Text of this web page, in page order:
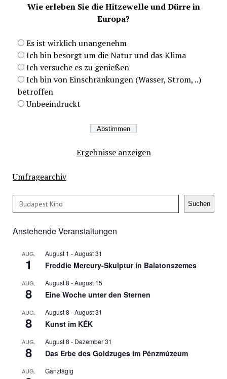
Wie erleben Sie die Hitzewelle und Dürre in
Europa?
Es ist wirklich unangenehm
Ich bin besorgt um die Natur und das Klima
Ich versuche es zu genießen
Ich bin von Einschränkungen (Wasser, Strom, ..)
betroffen
Unbeeindruckt
Ergebnisse anzeigen
Umfragearchiv
Suchen Suchen
Anstehende Veranstaltungen
AUG.
1
August 1 -August 31
Freddie Mercury-Skulptur in Balatonszemes
AUG.
8
August 8 -August 15
Eine Woche unter den Sternen
AUG.
8
August 8 -August 31
Kunst im KÉK
AUG.
8
August 8 - Dezember 31
Das Erbe des Goldzuges im Pénzmúzeum
AUG. Ganztägig